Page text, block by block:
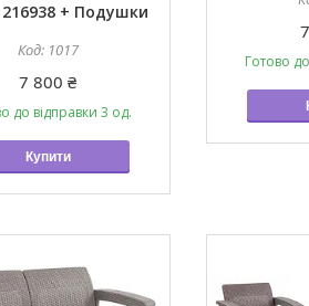
216938 + Подушки
1017
7 800 ₴
до відправки 3 од.
Купити
Готово